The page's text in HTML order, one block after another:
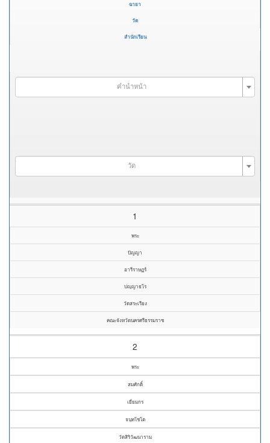
ฉายา
วัด
สำนักเรียน
คำนำหน้า
วัด
1
พระ
ปัญญา
อารีราษฏร์
ปญฺญาธโร
วัดสระเรียง
คณะจังหวัดนครศรีธรรมราช
2
พระ
สมศักดิ์
เยี่ยมกร
จนฺทโชโต
วัดสิริวัฒนาราม